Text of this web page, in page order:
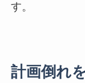
す。
計画倒れ